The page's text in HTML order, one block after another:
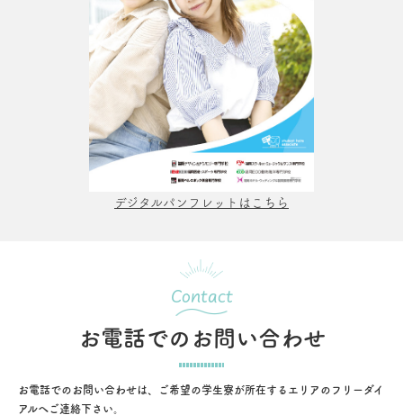
デジタルパンフレットはこちら
Contact
お電話でのお問い合わせ
お電話でのお問い合わせは、ご希望の学生寮が所在するエリアのフリーダイ
アルへご連絡下さい。